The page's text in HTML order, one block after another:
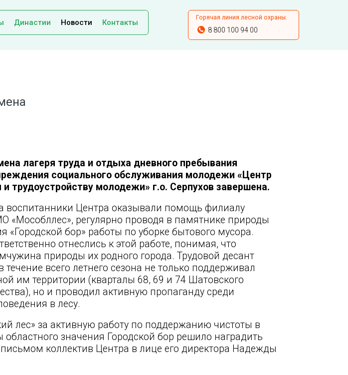
Династии Новости Контакты
Горячая линия лесной охраны:
8 800 100 94 00
лагеря труда и отдыха дневного пребывания
социального обслуживания молодежи «Центр
трудоустройству молодежи» г.о. Серпухов завершена.
воспитанники Центра оказывали помощь филиалу
«Мособллес», регулярно проводя в памятнике природы
«Городской бор» работы по уборке бытового мусора.
отнеслись к этой работе, понимая, что
природы их родного города. Трудовой десант
течение всего летнего сезона не только поддерживал
им территории (кварталы 68, 69 и 74 Шатовского
но и проводил активную пропаганду среди
в лесу.
лес» за активную работу по поддержанию чистоты в
значения Городской бор решило наградить
коллектив Центра в лице его директора Надежды